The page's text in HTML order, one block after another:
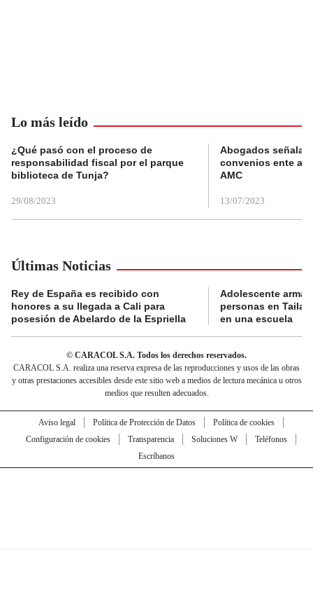
Lo más leído
¿Qué pasó con el proceso de
responsabilidad fiscal por el parque
biblioteca de Tunja?
29/08/2023
Abogados
convenios ente
AMC
13/07/2023
Últimas Noticias
Rey de España es recibido con
honores a su llegada a Cali para
posesión de Abelardo de la Espriella
Adolescente
personas en
en una escuela
© CARACOL S.A. Todos los derechos reservados.
CARACOL S.A. realiza una reserva expresa de las reproducciones y usos de las obras
y otras prestaciones accesibles desde este sitio web a medios de lectura mecánica u otros
medios que resulten adecuados.
Aviso legal Política de Protección de Datos
Política de cookies
Configuración de cookies
Transparencia Soluciones W
Teléfonos
Escríbanos